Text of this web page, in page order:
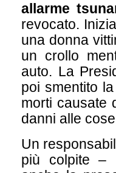
allarme
revocato.
una donna
un crollo
auto. La
poi smentito
morti causate
danni alle
Un
più colpite –